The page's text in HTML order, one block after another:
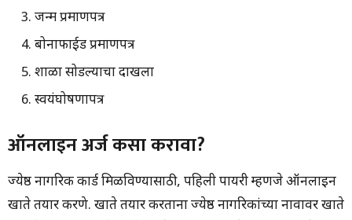
जन्म प्रमाणपत्र
बोनाफाईड प्रमाणपत्र
शाळा सोडल्याचा दाखला
स्वयंघोषणापत्र
ऑनलाइन अर्ज कसा करावा?
ज्येष्ठ नागरिक कार्ड मिळविण्यासाठी, पहिली पायरी म्हणजे ऑनलाइन
खाते तयार करणे. खाते तयार करताना ज्येष्ठ नागरिकांच्या नावावर खाते